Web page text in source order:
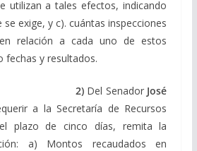
utilizan a tales efectos, indicando
exige, y c). cuántas inspecciones
relación a cada uno de estos
fechas y resultados.
2) Del Senador José
a la Secretaría de Recursos
plazo de cinco días, remita la
a) Montos recaudados en